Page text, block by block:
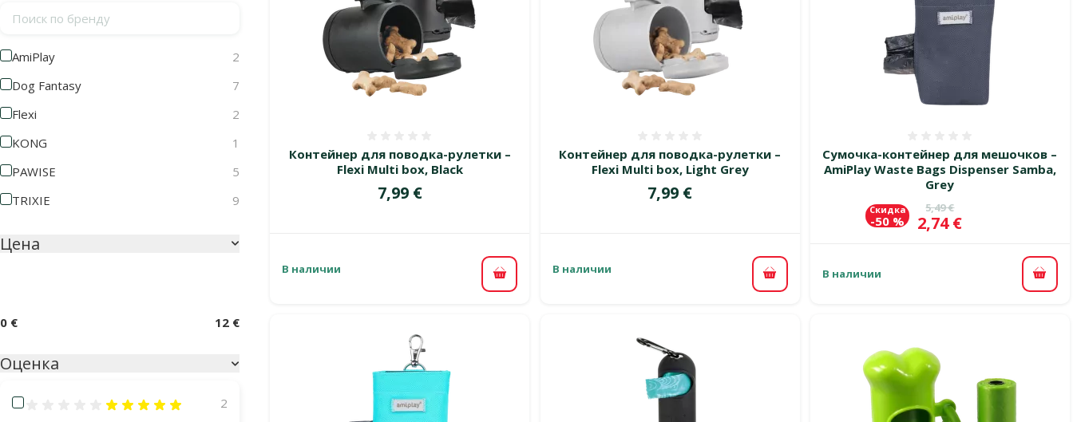
Поиск по бренду
AmiPlay
2
Dog Fantasy
7
Flexi
2
KONG
1
PAWISE
5
TRIXIE
9
Цена
0 € 12 €
Оценка
Оценка 100%
2
Контейнер для поводка-рулетки –
Flexi Multi box, Black
Цена
7,99 €
В наличии
В корзину
Контейнер для поводка-рулетки –
Flexi Multi box, Light Grey
Цена
7,99 €
В наличии
В корзину
Сумочка-контейнер для мешочков –
AmiPlay Waste Bags Dispenser Samba,
Grey
Исходная цена
5,49 €
Цена
2,74 €
Скидка
-50 %
В наличии В